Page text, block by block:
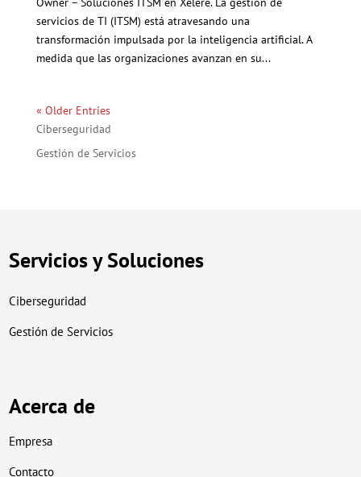
servicios de TI (ITSM) está atravesando una
transformación impulsada por la inteligencia artificial. A
medida que las organizaciones avanzan en su...
« Older Entries
Ciberseguridad
Gestión de Servicios
Servicios y Soluciones
Ciberseguridad
Gestión de Servicios
Acerca de
Empresa
Contacto